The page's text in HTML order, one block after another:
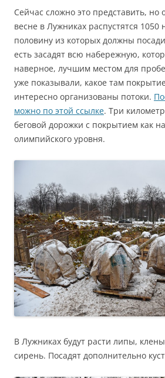
Сейчас сложно это представить, но
весне в Лужниках распустятся 1050
половину из которых должны
есть засадят всю набережную,
наверное, лучшим местом для
уже показывали, какое там
интересно организованы потоки.
можно по этой ссылке. Три
беговой дорожки с покрытием как
олимпийского уровня.
В Лужниках будут расти липы,
сирень. Посадят дополнительно